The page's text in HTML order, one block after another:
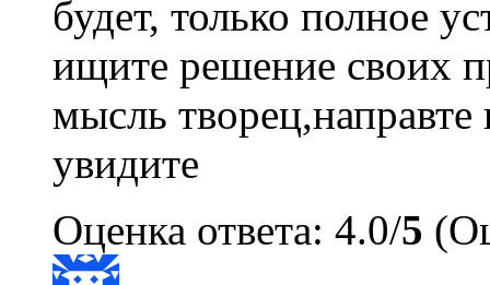
будет, только полное
ищите решение своих
мысль творец,направте
увидите
Оценка ответа: 4.0/5